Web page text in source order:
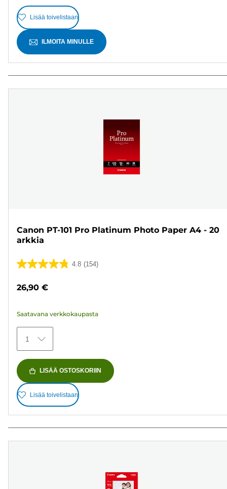
Lisää toivelistaan
ILMOITA MINULLE
Canon PT-101 Pro Platinum Photo Paper A4 - 20
arkkia
4.8 (154)
4.8/5
154
26,90 €
Saatavana verkkokaupasta
1
LISÄÄ OSTOSKORIIN
Lisää toivelistaan